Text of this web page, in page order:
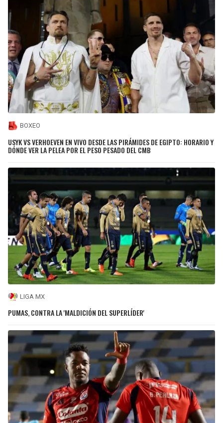
BOXEO
USYK VS VERHOEVEN EN VIVO DESDE LAS PIRÁMIDES DE EGIPTO: HORARIO Y
DÓNDE VER LA PELEA POR EL PESO PESADO DEL CMB
LIGA MX
PUMAS, CONTRA LA 'MALDICIÓN DEL SUPERLÍDER'